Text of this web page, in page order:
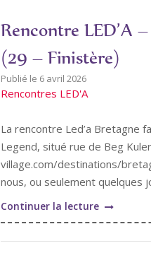
(71)"
Rencontre LED’A
(29 – Finistère)
6 avril 2026
Rencontres LED'A
La rencontre Led’a Bretagne
Legend, situé rue de Beg
village.com/destinations/
nous, ou seulement quelques
"Rencontre
LED’A
–
Continuer la lecture